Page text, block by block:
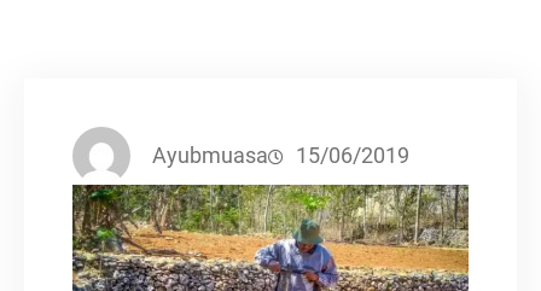
Ayubmuasa 15/06/2019